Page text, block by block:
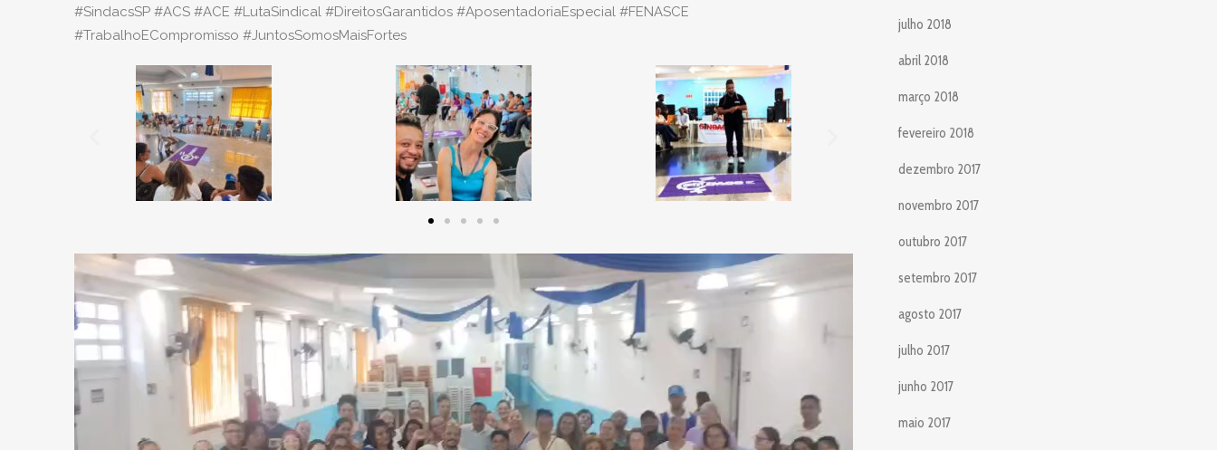
#SindacsSP #ACS #ACE #LutaSindical #DireitosGarantidos #AposentadoriaEspecial #FENASCE
#TrabalhoECompromisso #JuntosSomosMaisFortes
julho 2018
abril 2018
março 2018
fevereiro 2018
dezembro 2017
novembro 2017
outubro 2017
setembro 2017
agosto 2017
julho 2017
junho 2017
maio 2017